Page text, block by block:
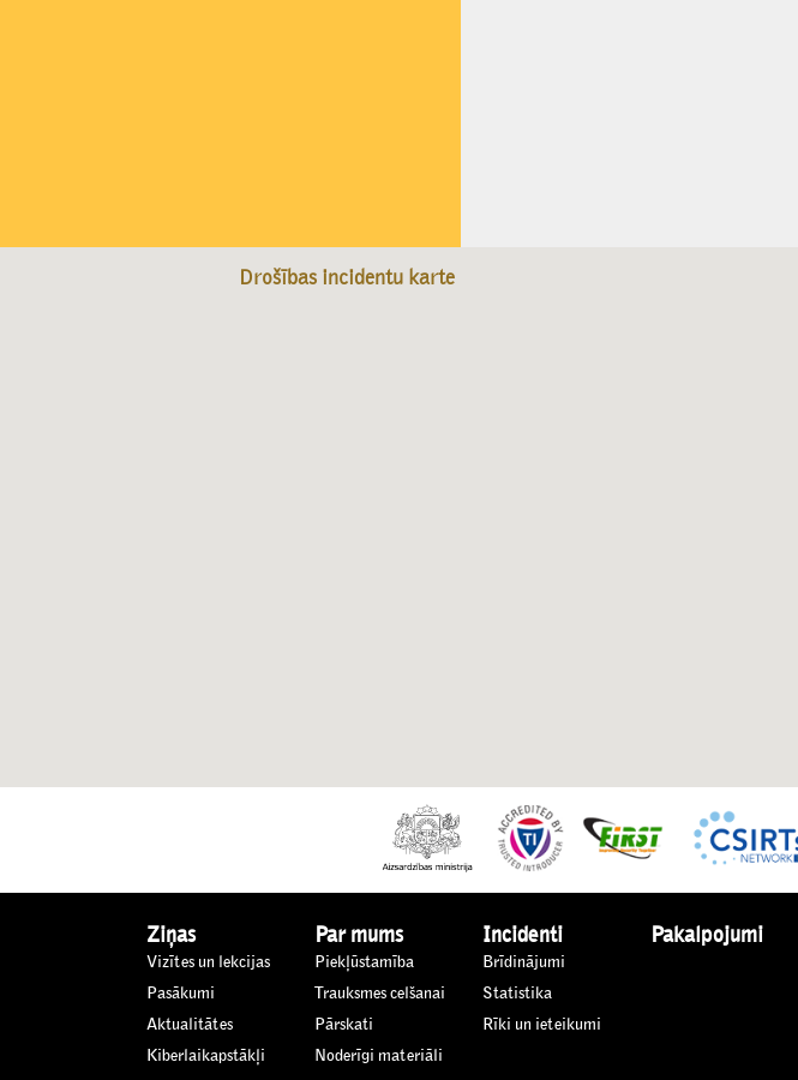
Drošības incidentu karte
Ziņas
Vizītes un lekcijas
Pasākumi
Aktualitātes
Kiberlaikapstākļi
Par mums
Piekļūstamība
Trauksmes celšanai
Pārskati
Noderīgi materiāli
Incidenti
Brīdinājumi
Statistika
Rīki un ieteikumi
Pakalpojumi